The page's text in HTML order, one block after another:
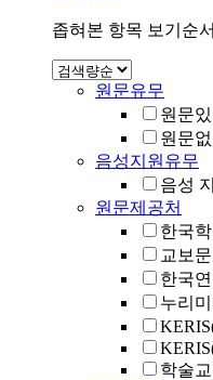
좁혀본 항목 보기순서
원문유무
원문
원문
음성지원유무
음성
원문제공처
한국
교보
한국
누리
학술